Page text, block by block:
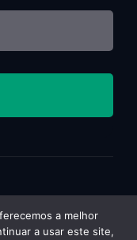
a melhor
a usar este site,